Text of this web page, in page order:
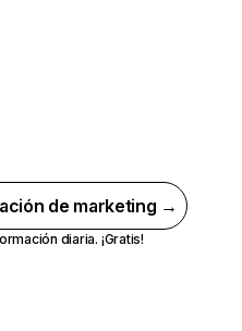
de marketing →
diaria. ¡Gratis!